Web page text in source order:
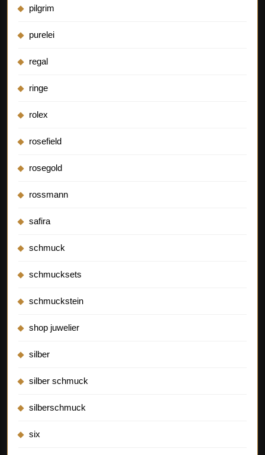
pilgrim
purelei
regal
ringe
rolex
rosefield
rosegold
rossmann
safira
schmuck
schmucksets
schmuckstein
shop juwelier
silber
silber schmuck
silberschmuck
six